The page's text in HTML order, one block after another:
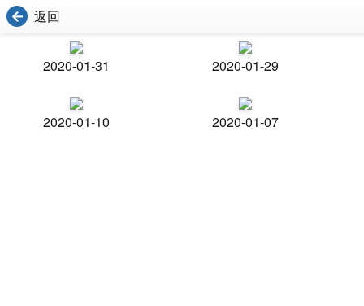
返回
2020-01-31 2020-01-29
2020-01-10 2020-01-07